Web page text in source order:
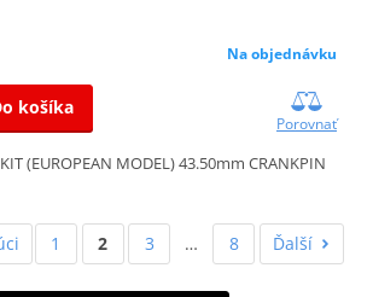
Na objednávku
košíka
Porovnať
(EUROPEAN MODEL) 43.50mm CRANKPIN
1 2 3 … 8 Ďalší